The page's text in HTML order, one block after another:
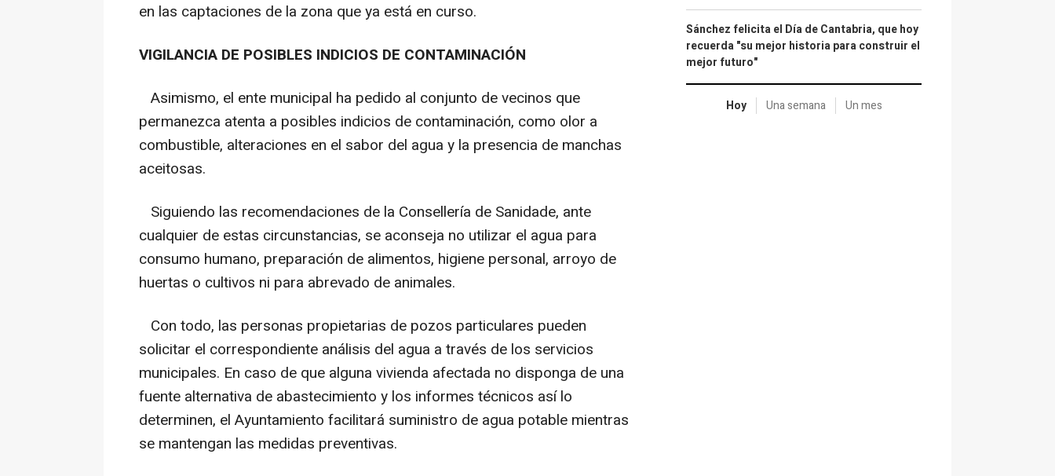
en las captaciones de la zona que ya está en curso.
VIGILANCIA DE POSIBLES INDICIOS DE CONTAMINACIÓN
Asimismo, el ente municipal ha pedido al conjunto de vecinos que
permanezca atenta a posibles indicios de contaminación, como olor a
combustible, alteraciones en el sabor del agua y la presencia de manchas
aceitosas.
Siguiendo las recomendaciones de la Consellería de Sanidade, ante
cualquier de estas circunstancias, se aconseja no utilizar el agua para
consumo humano, preparación de alimentos, higiene personal, arroyo de
huertas o cultivos ni para abrevado de animales.
Con todo, las personas propietarias de pozos particulares pueden
solicitar el correspondiente análisis del agua a través de los servicios
municipales. En caso de que alguna vivienda afectada no disponga de una
fuente alternativa de abastecimiento y los informes técnicos así lo
determinen, el Ayuntamiento facilitará suministro de agua potable mientras
se mantengan las medidas preventivas.
Sánchez felicita el Día de Cantabria, que hoy
recuerda "su mejor historia para construir el
mejor futuro"
Hoy Una semana Un mes